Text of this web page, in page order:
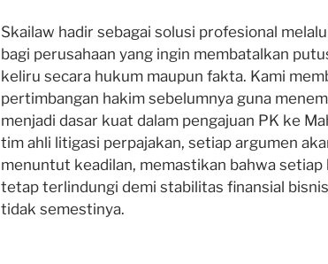
Skailaw hadir sebagai solusi profesional
bagi perusahaan yang ingin membatalkan
keliru secara hukum maupun fakta. Kami
pertimbangan hakim sebelumnya guna
menjadi dasar kuat dalam pengajuan PK ke
tim ahli litigasi perpajakan, setiap argumen
menuntut keadilan, memastikan bahwa
tetap terlindungi demi stabilitas finansial
tidak semestinya.